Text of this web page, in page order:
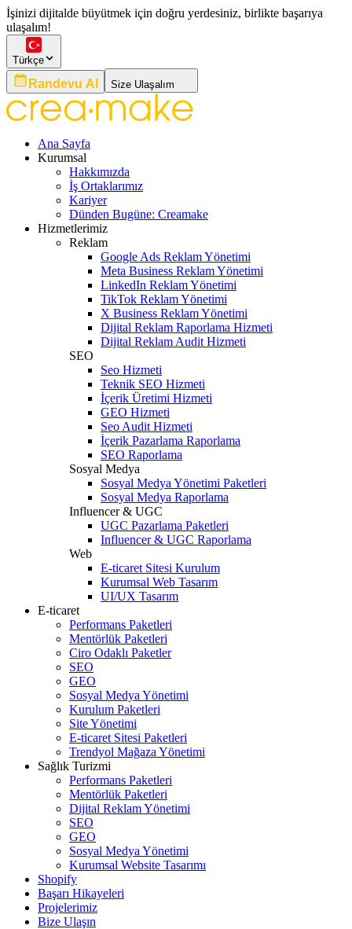
İşinizi dijitalde büyütmek için doğru yerdesiniz, birlikte başarıya
ulaşalım!
Türkçe
Randevu Al Size Ulaşalım
Ana Sayfa
Kurumsal
Hakkımızda
İş Ortaklarımız
Kariyer
Dünden Bugüne: Creamake
Hizmetlerimiz
Reklam
Google Ads Reklam Yönetimi
Meta Business Reklam Yönetimi
LinkedIn Reklam Yönetimi
TikTok Reklam Yönetimi
X Business Reklam Yönetimi
Dijital Reklam Raporlama Hizmeti
Dijital Reklam Audit Hizmeti
SEO
Seo Hizmeti
Teknik SEO Hizmeti
İçerik Üretimi Hizmeti
GEO Hizmeti
Seo Audit Hizmeti
İçerik Pazarlama Raporlama
SEO Raporlama
Sosyal Medya
Sosyal Medya Yönetimi Paketleri
Sosyal Medya Raporlama
Influencer & UGC
UGC Pazarlama Paketleri
Influencer & UGC Raporlama
Web
E-ticaret Sitesi Kurulum
Kurumsal Web Tasarım
UI/UX Tasarım
E-ticaret
Performans Paketleri
Mentörlük Paketleri
Ciro Odaklı Paketler
SEO
GEO
Sosyal Medya Yönetimi
Kurulum Paketleri
Site Yönetimi
E-ticaret Sitesi Paketleri
Trendyol Mağaza Yönetimi
Sağlık Turizmi
Performans Paketleri
Mentörlük Paketleri
Dijital Reklam Yönetimi
SEO
GEO
Sosyal Medya Yönetimi
Kurumsal Website Tasarımı
Shopify
Başarı Hikayeleri
Projelerimiz
Bize Ulaşın